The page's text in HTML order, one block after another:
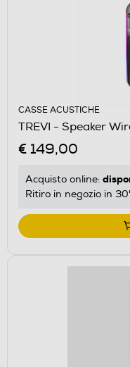
CASSE ACUSTICHE
TREVI - Speaker
€ 149,00
Acquisto online:
Ritiro in negozio in